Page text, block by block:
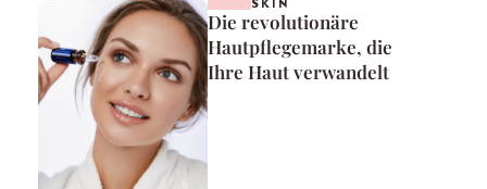
SKIN
Die revolutionäre
Hautpflegemarke, die
Ihre Haut verwandelt